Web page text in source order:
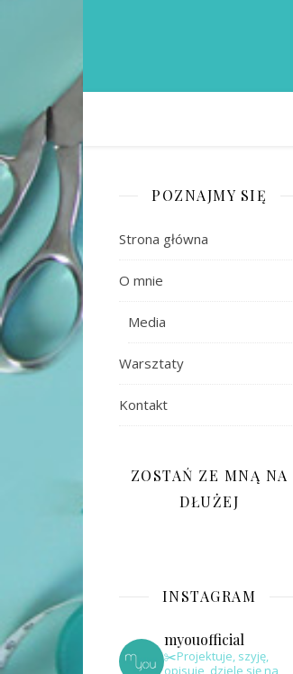
POZNAJMY SIĘ
Strona główna
O mnie
Media
Warsztaty
Kontakt
ZOSTAŃ ZE MNĄ NA
DŁUŻEJ
INSTAGRAM
myouofficial
✂️Projektuje, szyję,
opisuje, dziele się na